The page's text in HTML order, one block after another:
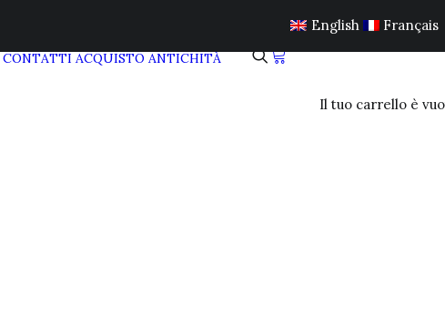
English Français
CONTATTI ACQUISTO ANTICHITÀ
Il tuo carrello è